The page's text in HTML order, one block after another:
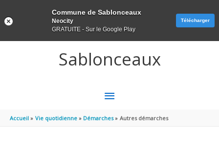
Sablonceaux
MENU
PRINCIPAL
Accueil Vie quotidienne Démarches Autres démarches
Commune de Sablonceaux
Neocity
GRATUITE - Sur le Google Play
Télécharger